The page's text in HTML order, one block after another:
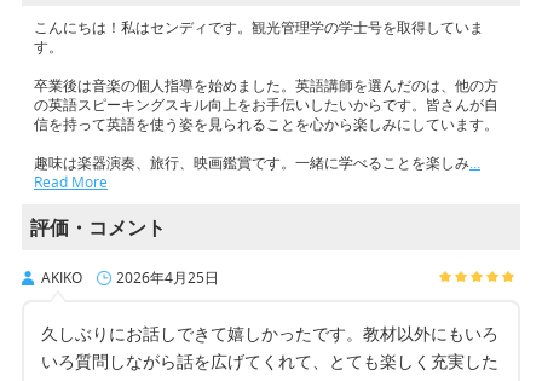
こんにちは！私はセンディです。観光管理学の学士号を取得していま
す。
卒業後は音楽の個人指導を始めました。英語講師を選んだのは、他の方
の英語スピーキングスキル向上をお手伝いしたいからです。皆さんが自
信を持って英語を使う姿を見られることを心から楽しみにしています。
趣味は楽器演奏、旅行、映画鑑賞です。一緒に学べることを楽しみ…
Read More
評価・コメント
AKIKO 2026年4月25日
久しぶりにお話しできて嬉しかったです。教材以外にもいろ
いろ質問しながら話を広げてくれて、とても楽しく充実した